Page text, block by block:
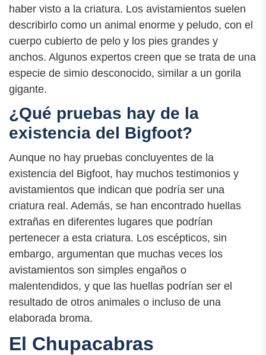
haber visto a la criatura. Los avistamientos suelen
describirlo como un animal enorme y peludo, con el
cuerpo cubierto de pelo y los pies grandes y
anchos. Algunos expertos creen que se trata de una
especie de simio desconocido, similar a un gorila
gigante.
¿Qué pruebas hay de la
existencia del Bigfoot?
Aunque no hay pruebas concluyentes de la
existencia del Bigfoot, hay muchos testimonios y
avistamientos que indican que podría ser una
criatura real. Además, se han encontrado huellas
extrañas en diferentes lugares que podrían
pertenecer a esta criatura. Los escépticos, sin
embargo, argumentan que muchas veces los
avistamientos son simples engaños o
malentendidos, y que las huellas podrían ser el
resultado de otros animales o incluso de una
elaborada broma.
El Chupacabras